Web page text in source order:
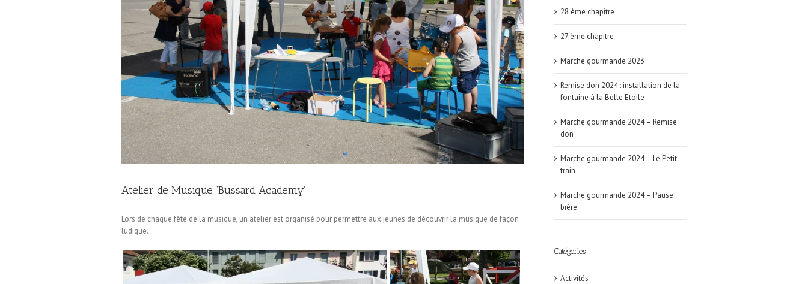
Atelier de Musique ‘Bussard Academy’
Lors de chaque fête de la musique, un atelier est organisé pour permettre aux jeunes de découvrir la musique de façon
ludique.
28 ème chapitre
27 ème chapitre
Marche gourmande 2023
Remise don 2024 : installation de la
fontaine à la Belle Etoile
Marche gourmande 2024 – Remise
don
Marche gourmande 2024 – Le Petit
train
Marche gourmande 2024 – Pause
bière
Catégories
Activités